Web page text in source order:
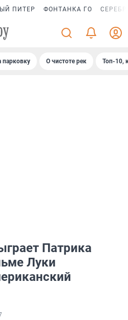
ПИТЕР ФОНТАНКА ГО
парковку О чистоте рек Топ-10,
Патрика
Луки